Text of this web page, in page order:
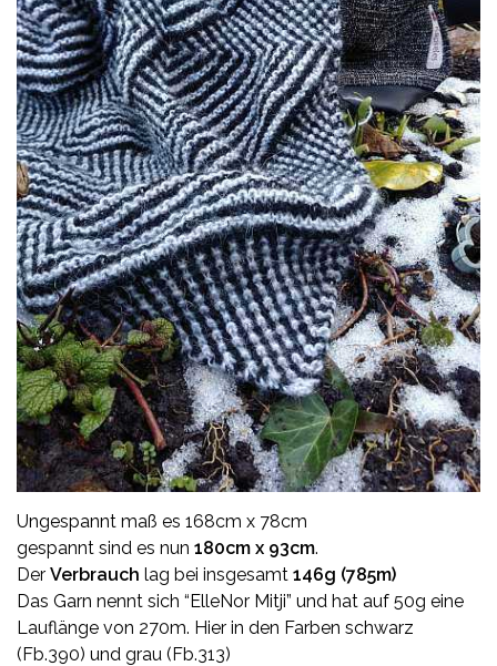
Ungespannt maß es 168cm x 78cm
gespannt sind es nun 180cm x 93cm.
Der Verbrauch lag bei insgesamt 146g (785m)
Das Garn nennt sich “ElleNor Mitji” und hat auf 50g eine
Lauflänge von 270m. Hier in den Farben schwarz
(Fb.390) und grau (Fb.313)